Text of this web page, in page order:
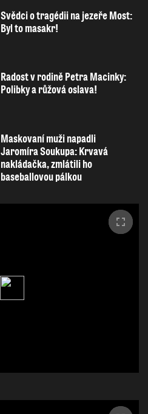
Svědci o tragédii na jezeře Most:
Byl to masakr!
Radost v rodině Petra Macinky:
Polibky a růžová oslava!
Maskovaní muži napadli
Jaromíra Soukupa: Krvavá
nakládačka, zmlátili ho
baseballovou pálkou